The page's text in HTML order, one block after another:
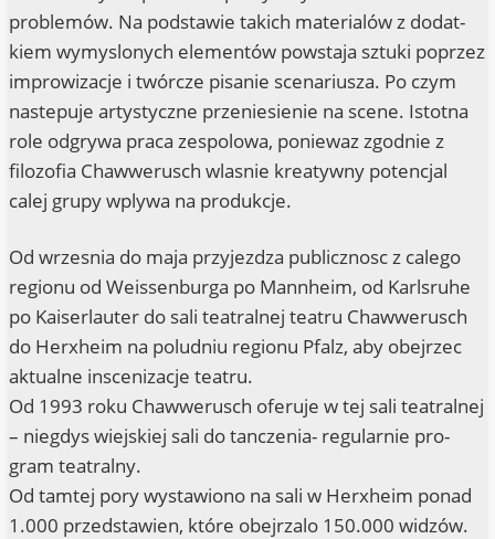
pro­ble­mów. Na pod­sta­wie takich mate­ri­alów z dodat­
kiem wymys­lonych ele­men­tów pow­sta­ja sztu­ki poprzez
impro­wi­zac­je i twórc­ze pisa­nie sce­na­ri­us­za. Po czym
nas­te­pu­je arty­sty­cz­ne prze­nie­si­e­nie na sce­ne. Istot­na
role odgry­wa pra­ca zes­po­lo­wa, ponie­waz zgod­nie z
filozo­fia Chaw­we­rusch wlas­nie krea­tyw­ny poten­c­jal
calej gru­py wply­wa na produkcje.
Od wrzes­nia do maja przy­jezdza publicz­nosc z cale­go
regi­o­nu od Weis­sen­bur­ga po Mann­heim, od Karls­ru­he
po Kai­ser­lau­ter do sali teatral­nej teatru Chaw­we­rusch
do Herx­heim na polud­niu regi­o­nu Pfalz, aby obe­jr­zec
aktu­al­ne ins­ceni­zac­je teatru.
Od 1993 roku Chaw­we­rusch ofe­ru­je w tej sali teatral­nej
– nieg­dys wie­js­kiej sali do tanc­ze­nia- regu­lar­nie pro­
gram teatralny.
Od tam­tej pory wysta­wi­o­no na sali w Herx­heim ponad
1.000 przedsta­wi­en, któ­re obe­jrz­a­lo 150.000 widzów.